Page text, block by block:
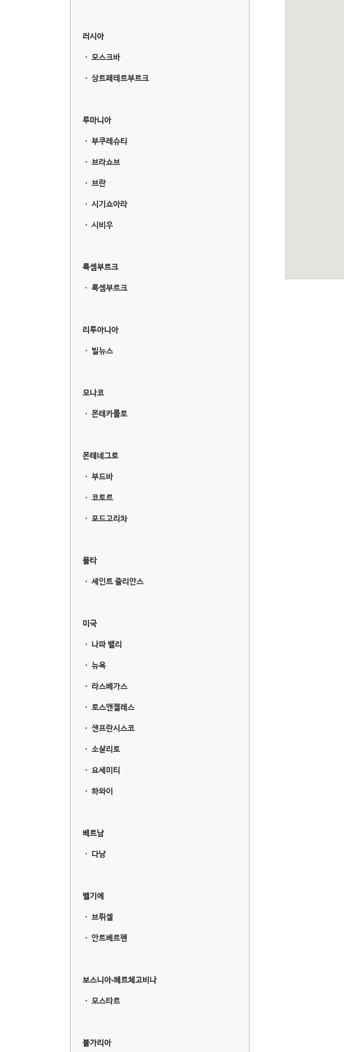
러시아
ㆍ 모스크바
ㆍ 상트페테르부르크
루마니아
ㆍ 부쿠레슈티
ㆍ 브라쇼브
ㆍ 브란
ㆍ 시기쇼아라
ㆍ 시비우
룩셈부르크
ㆍ 룩셈부르크
리투아니아
ㆍ 빌뉴스
모나코
ㆍ 몬테카를로
몬테네그로
ㆍ 부드바
ㆍ 코토르
ㆍ 포드고리차
몰타
ㆍ 세인트 줄리안스
미국
ㆍ 나파 밸리
ㆍ 뉴욕
ㆍ 라스베가스
ㆍ 로스앤젤레스
ㆍ 샌프란시스코
ㆍ 소살리토
ㆍ 요세미티
ㆍ 하와이
베트남
ㆍ 다낭
벨기에
ㆍ 브뤼셀
ㆍ 안트베르펜
보스니아-헤르체고비나
ㆍ 모스타르
불가리아